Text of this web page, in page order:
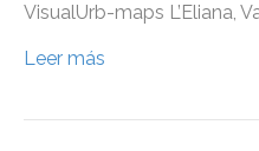
VisualUrb-maps L’Eliana,
Leer más